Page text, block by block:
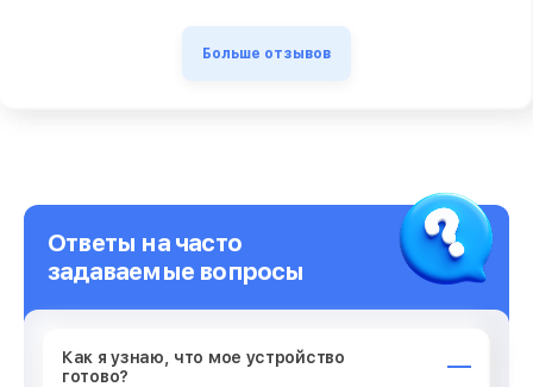
Больше отзывов
Ответы на часто
задаваемые вопросы
Как я узнаю, что мое устройство
готово?